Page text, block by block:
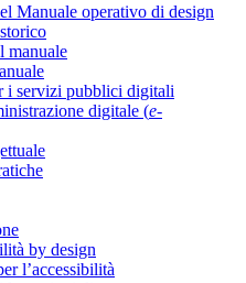
Manuale operativo di design
manuale
i servizi pubblici digitali
digitale (e-
by design
l’accessibilità